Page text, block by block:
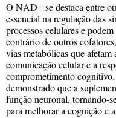
O NAD+ se destaca entre
essencial na regulação das
processos celulares e
contrário de outros
vias metabólicas que
comunicação celular e a
comprometimento
demonstrado que a
função neuronal, tornando-
para melhorar a cognição e